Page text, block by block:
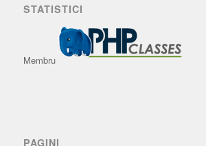
STATISTICI
Membru
PAGINI